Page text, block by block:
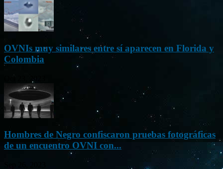
OVNIs muy similares entre sí aparecen en Florida y
Colombia
Oct 23, 2023
Hombres de Negro confiscaron pruebas fotográficas
de un encuentro OVNI con...